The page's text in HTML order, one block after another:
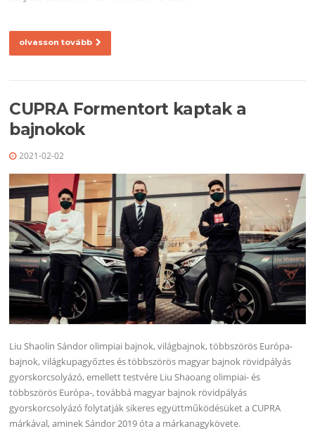
olvasson tovább
CUPRA Formentort kaptak a
bajnokok
2021-02-02
Liu Shaolin Sándor olimpiai bajnok, világbajnok, többszörös Európa-
bajnok, világkupagyőztes és többszörös magyar bajnok rövidpályás
gyorskorcsolyázó, emellett testvére Liu Shaoang olimpiai- és
többszörös Európa-, továbbá magyar bajnok rövidpályás
gyorskorcsolyázó folytatják sikeres együttműködésüket a CUPRA
márkával, aminek Sándor 2019 óta a márkanagykövete.